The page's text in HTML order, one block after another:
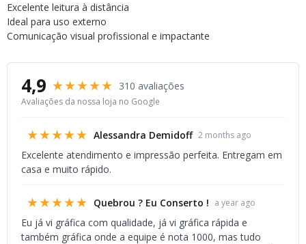
Excelente leitura à distância
Ideal para uso externo
Comunicação visual profissional e impactante
4,9 ★★★★★ 310 avaliações
Avaliações da nossa loja no Google
★★★★★ Alessandra Demidoff 2 months ago
Excelente atendimento e impressão perfeita. Entregam em
casa e muito rápido.
★★★★★ Quebrou ? Eu Conserto ! a year ago
Eu já vi gráfica com qualidade, já vi gráfica rápida e
também gráfica onde a equipe é nota 1000, mas tudo